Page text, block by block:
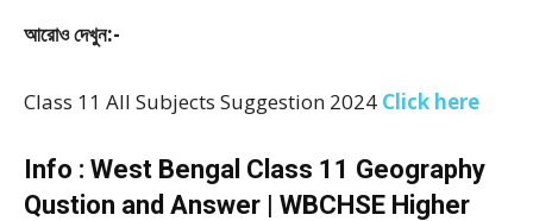
আরোও দেখুন:-
Class 11 All Subjects Suggestion 2024 Click here
Info : West Bengal Class 11 Geography
Qustion and Answer | WBCHSE Higher